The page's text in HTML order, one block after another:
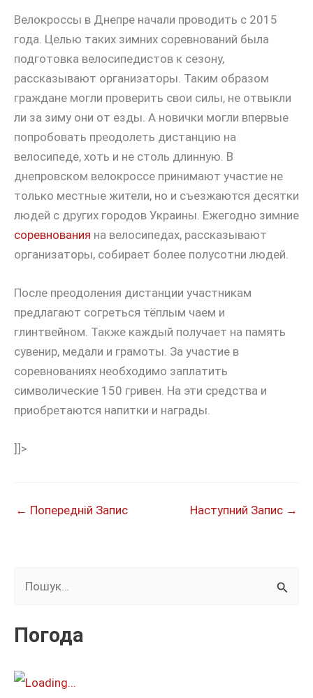
Велокроссы в Днепре начали проводить с 2015
года. Целью таких зимних соревнований была
подготовка велосипедистов к сезону,
рассказывают организаторы. Таким образом
граждане могли проверить свои силы, не отвыкли
ли за зиму они от езды. А новички могли впервые
попробовать преодолеть дистанцию на
велосипеде, хоть и не столь длинную. В
днепровском велокроссе принимают участие не
только местные жители, но и съезжаются десятки
людей с других городов Украины. Ежегодно зимние
соревнования на велосипедах, рассказывают
организаторы, собирает более полусотни людей.
После преодоления дистанции участникам
предлагают согреться тёплым чаем и
глинтвейном. Также каждый получает на память
сувенир, медали и грамоты. За участие в
соревнованиях необходимо заплатить
символические 150 гривен. На эти средства и
приобретаются напитки и награды.
]]>
← Попередній Запис Наступний Запис →
к
т
Погода